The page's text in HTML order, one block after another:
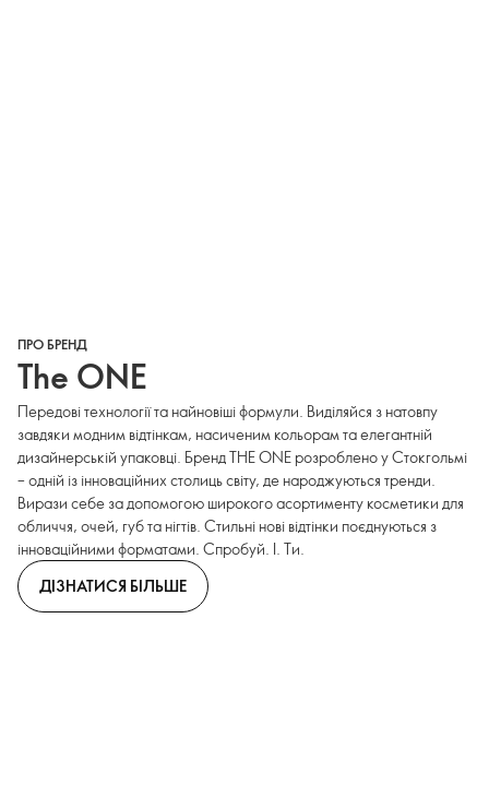
ПРО БРЕНД
The ONE
Передові технології та найновіші формули. Виділяйся з натовпу
завдяки модним відтінкам, насиченим кольорам та елегантній
дизайнерській упаковці. Бренд THE ONE розроблено у Стокгольмі
– одній із інноваційних столиць світу, де народжуються тренди.
Вирази себе за допомогою широкого асортименту косметики для
обличчя, очей, губ та нігтів. Стильні нові відтінки поєднуються з
інноваційними форматами. Спробуй. І. Ти.
ДІЗНАТИСЯ БІЛЬШЕ